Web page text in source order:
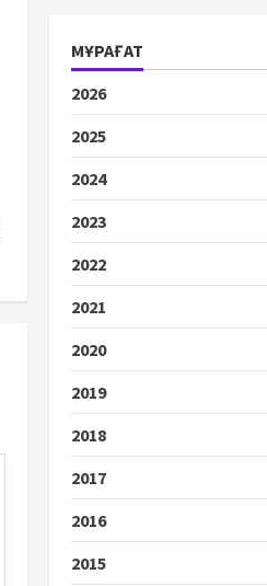
МҰРАҒАТ
2026
2025
2024
2023
2022
2021
2020
2019
2018
2017
2016
2015